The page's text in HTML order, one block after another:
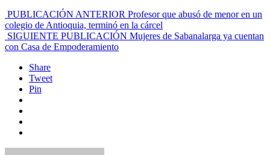
PUBLICACIÓN ANTERIOR Profesor que abusó de menor en un
colegio de Antioquia, terminó en la cárcel
SIGUIENTE PUBLICACIÓN Mujeres de Sabanalarga ya cuentan
con Casa de Empoderamiento
Share
Tweet
Pin